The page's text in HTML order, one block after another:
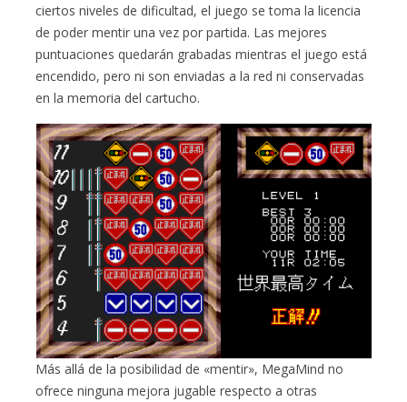
ciertos niveles de dificultad, el juego se toma la licencia
de poder mentir una vez por partida. Las mejores
puntuaciones quedarán grabadas mientras el juego está
encendido, pero ni son enviadas a la red ni conservadas
en la memoria del cartucho.
Más allá de la posibilidad de «mentir», MegaMind no
ofrece ninguna mejora jugable respecto a otras